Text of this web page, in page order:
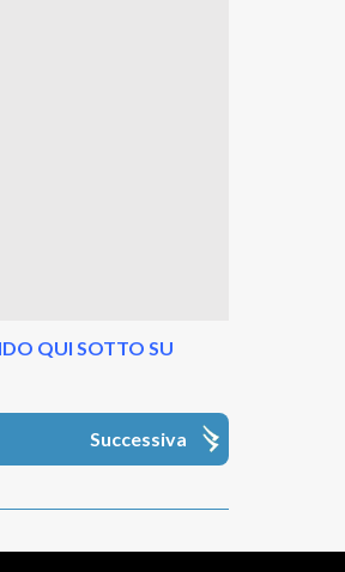
QUI SOTTO SU
Successiva